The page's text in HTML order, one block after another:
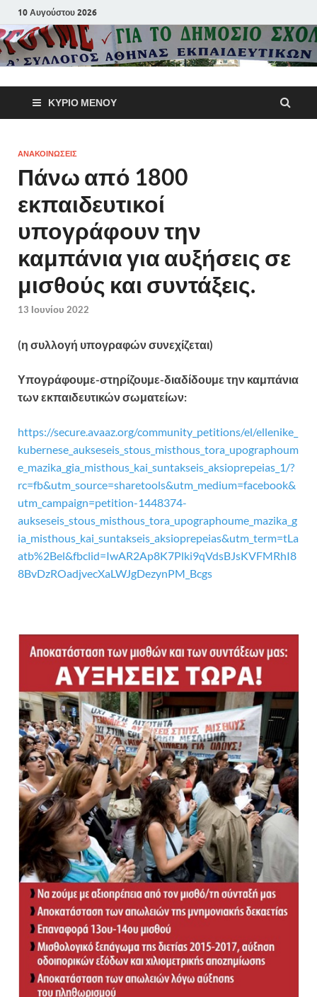
10 Αυγούστου 2026
Α΄
Αθηνών
ΚΎΡΙΟ ΜΕΝΟΎ
ΑΝΑΚΟΙΝΩΣΕΙΣ
Πάνω από 1800
εκπαιδευτικοί
υπογράφουν την
καμπάνια για αυξήσεις σε
μισθούς και συντάξεις.
13 Ιουνίου 2022
(η συλλογή υπογραφών συνεχίζεται)
Υπογράφουμε-στηρίζουμε-διαδίδουμε την καμπάνια
των εκπαιδευτικών σωματείων:
https://secure.avaaz.org/community_petitions/el/ellenike_
kubernese_aukseseis_stous_misthous_tora_upographoum
e_mazika_gia_misthous_kai_suntakseis_aksioprepeias_1/?
rc=fb&utm_source=sharetools&utm_medium=facebook&
utm_campaign=petition-1448374-
aukseseis_stous_misthous_tora_upographoume_mazika_g
ia_misthous_kai_suntakseis_aksioprepeias&utm_term=tLa
atb%2Bel&fbclid=IwAR2Ap8K7Plki9qVdsBJsKVFMRhI8
8BvDzROadjvecXaLWJgDezynPM_Bcgs